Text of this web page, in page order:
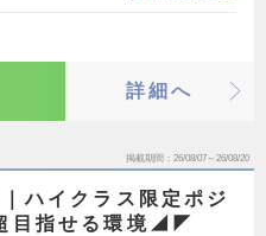
詳細へ
掲載期間 26/08/07～26/08/20
イクラス限定ポジ
目指せる環境◢◤